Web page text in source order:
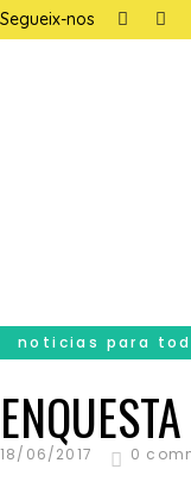
Segueix-nos
noticias para
18/06/2017 0